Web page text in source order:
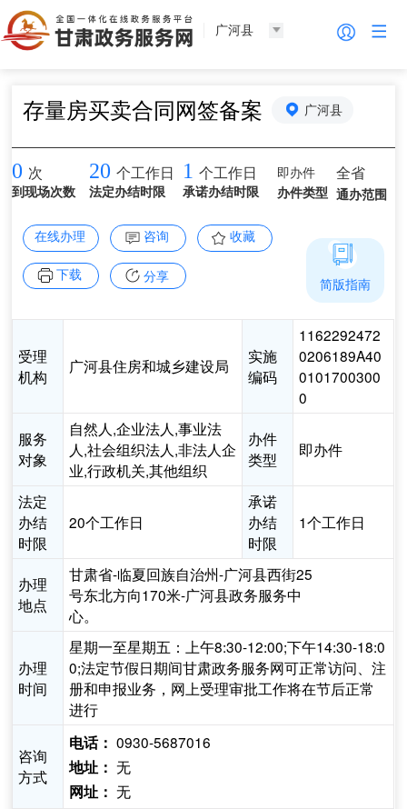
广河县
存量房买卖合同网签备案 广河县
0 次
到现场次数
20 个工作日
法定办结时限
1 个工作日
承诺办结时限
即办件
办件类型
全省
通办范围
在线办理 咨询 收藏
下载 分享
受理
机构
广河县住房和城乡建设局
实施
编码
1162292472
0206189A40
0101700300
0
服务
对象
自然人,企业法人,事业法
人,社会组织法人,非法人企
业,行政机关,其他组织
办件
类型
即办件
法定
办结
时限
20个工作日
承诺
办结
时限
1个工作日
办理
地点
甘肃省-临夏回族自治州-广河县西街25
号东北方向170米-广河县政务服务中
心。
办理
时间
星期一至星期五：上午8:30-12:00;下午14:30-18:0
0;法定节假日期间甘肃政务服务网可正常访问、注
册和申报业务，网上受理审批工作将在节后正常
进行
咨询
方式
电话： 0930-5687016
地址： 无
网址： 无
简版指南